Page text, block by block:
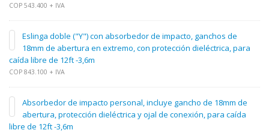
COP 543.400 + IVA
Eslinga doble ("Y") con absorbedor de impacto, ganchos de
18mm de abertura en extremo, con protección dieléctrica, para
caída libre de 12ft -3,6m
COP 843.100 + IVA
Absorbedor de impacto personal, incluye gancho de 18mm de
abertura, protección dieléctrica y ojal de conexión, para caída
libre de 12ft -3,6m